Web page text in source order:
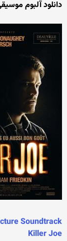
دانلود آلبوم
Soundtrack
Killer Joe